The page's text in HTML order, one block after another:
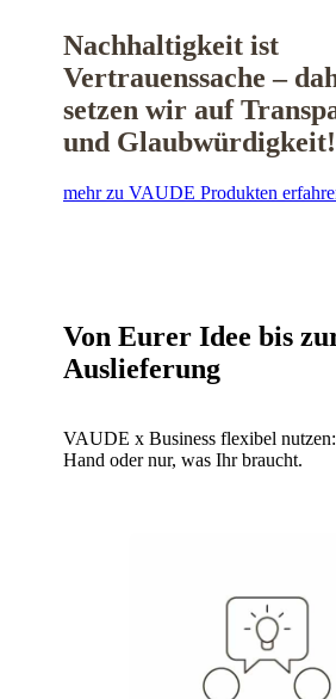
Nachhaltigkeit ist
Vertrauenssache –
setzen wir auf
und Glaubwürdigkeit!
mehr zu VAUDE Produkten
Von Eurer Idee bis
Auslieferung
VAUDE x Business flexibel nutzen:
Hand oder nur, was Ihr braucht.